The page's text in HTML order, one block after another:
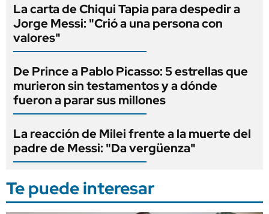
La carta de Chiqui Tapia para despedir a
Jorge Messi: "Crió a una persona con
valores"
De Prince a Pablo Picasso: 5 estrellas que
murieron sin testamentos y a dónde
fueron a parar sus millones
La reacción de Milei frente a la muerte del
padre de Messi: "Da vergüenza"
Te puede interesar